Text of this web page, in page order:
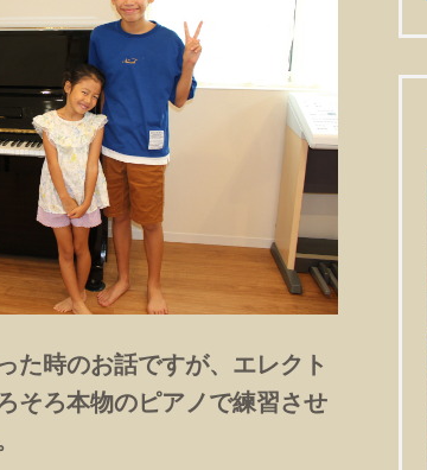
た時のお話ですが、エレクト
そろ本物のピアノで練習させ